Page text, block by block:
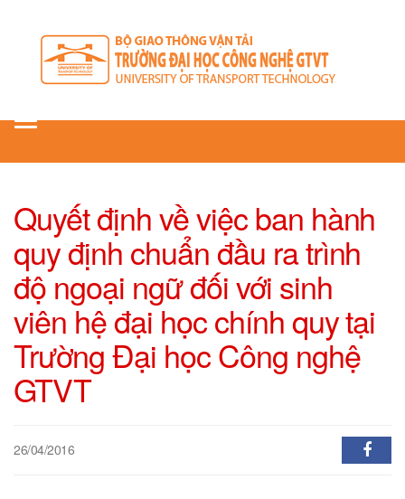
Toggle
Quyết định về việc ban hành
quy định chuẩn đầu ra trình
độ ngoại ngữ đối với sinh
viên hệ đại học chính quy tại
Trường Đại học Công nghệ
GTVT
26/04/2016